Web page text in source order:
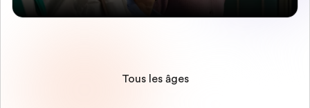
Tous les âges